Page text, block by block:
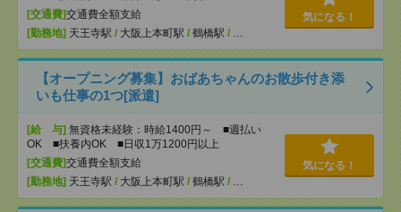
[交通費]交通費全額支給
[勤務地] 天王寺駅 / 大阪上本町駅 / 鶴橋駅 / …
気になる！
【オープニング募集】おばあちゃんのお散歩付き添
いも仕事の1つ[派遣]
[給 与] 無資格未経験：時給1400円～ ■週払い
OK ■扶養内OK ■日収1万1200円以上
[交通費]交通費全額支給
[勤務地] 天王寺駅 / 大阪上本町駅 / 鶴橋駅 / …
気になる！